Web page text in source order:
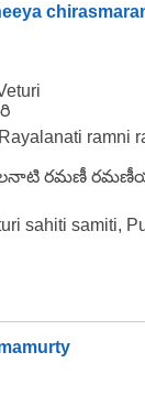
ramni
రమణీ రమణీయ
sahiti samiti,